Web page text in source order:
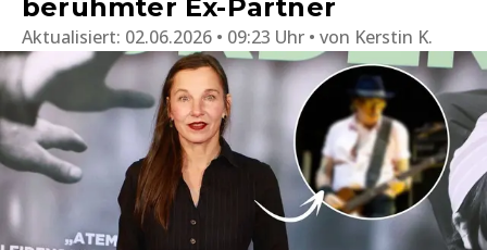
berühmter Ex-Partner
Aktualisiert: 02.06.2026 • 09:23 Uhr von Kerstin K.